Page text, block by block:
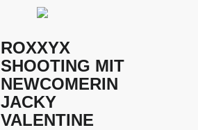
ROXXYX
SHOOTING MIT
NEWCOMERIN
JACKY
VALENTINE